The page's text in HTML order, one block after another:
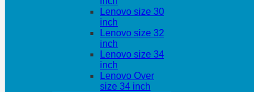
Lenovo size 30
inch
Lenovo size 32
inch
Lenovo size 34
inch
Lenovo Over
size 34 inch